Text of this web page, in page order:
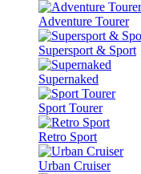
Adventure Tourer
Supersport & Sport
Supernaked
Sport Tourer
Retro Sport
Urban Cruiser